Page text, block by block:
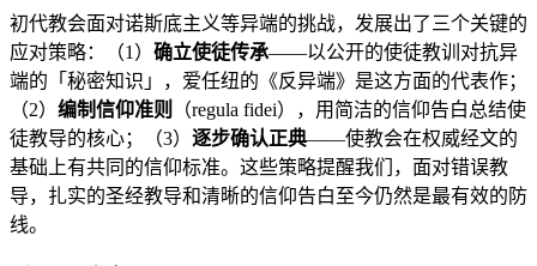
初代教会面对诺斯底主义等异端的挑战，发展出了三个关键的
应对策略：（1） 确立使徒传承——以公开的使徒教训对抗异
端的「秘密知识」，爱任纽的《反异端》是这方面的代表作；
（2） 编制信仰准则
（regula fidei），用简洁的信仰告白总结使
徒教导的核心；（3） 逐步确认正典——使教会在权威经文的
基础上有共同的信仰标准。这些策略提醒我们，面对错误教
导，扎实的圣经教导和清晰的信仰告白至今仍然是最有效的防
线。